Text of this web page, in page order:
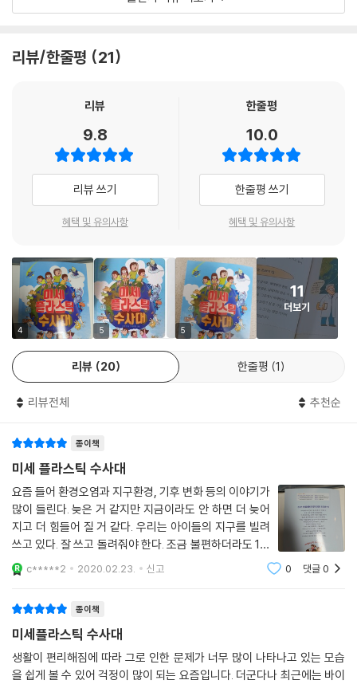
플라스틱 시대에 어린이들이 무엇을 실천할 수 있을지 함께 찾아 보는 책
미세플라스틱의 피해
인류의 편의를 위해 만들어진 플라스틱. 그 플라스틱이 이제는 지구의 생
생 생물이 미세플라스틱으로 인해 피해를 보고 있다고 한다. 영국 해변에
죽은 채 떠내려 온 향유고래 뱃속에서 100kg의 쓰레기가 발견되었다. 일
회용 컵이나 비닐봉지, 그물 등 각종 플라스틱 쓰레기들이었다. 지금처럼
인류가 플라스틱을 소비한다면 2050년에는 바다에 물고기보다 플라스틱
이 더 많을 것이라고 한다. 플라스틱이 암석이나 돌, 모래 등 자연물과 엉켜
생긴 플라스틱 자갈이 발견되고 있다. 미래 세대에 건강한 지구를 물려주
기 위해 이제는 ‘굿바이 플라스틱’을 외칠 때이다.
리뷰/한줄평 21
리뷰
9.8
리뷰 쓰기
혜택 및 유의사항
한줄평
10.0
한줄평 쓰기
혜택 및 유의사항
4 5 5
11
더보기
리뷰 20 한줄평 1
리뷰전체 추천순
종이책
미세 플라스틱 수사대
요즘 들어 환경오염과 지구환경, 기후 변화 등의 이야기가
많이 들린다. 늦은 거 같지만 지금이라도 안 하면 더 늦어
지고 더 힘들어 질 거 같다. 우리는 아이들의 지구를 빌려
쓰고 있다. 잘 쓰고 돌려줘야 한다. 조금 불편하더라도 1회
용 사용을 줄이자. 장바구니 들고 다니고 보온병 들고 다
니자. 아픈 지구를 살리는데 동참합시가. 미세 플라스틱
c*****2 2020.02.23. 신고 0 댓글0
종이책
미세플라스틱 수사대
생활이 편리해짐에 따라 그로 인한 문제가 너무 많이 나타나고 있는 모습
을 쉽게 볼 수 있어 걱정이 많이 되는 요즘입니다. 더군다나 최근에는 바이